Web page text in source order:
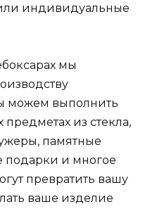
индивидуальные
мы
можем выполнить
из стекла,
памятные
подарки и многое
превратить вашу
ваше изделие